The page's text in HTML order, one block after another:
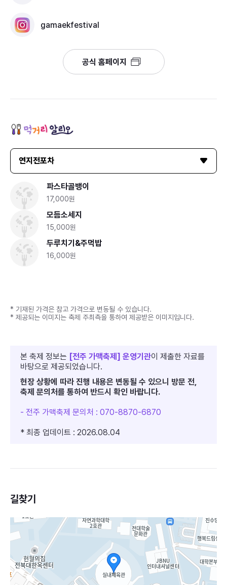
gamaekfestival
공식 홈페이지
연지전포차
파스타골뱅이
17,000원
모듬소세지
15,000원
두루치기&주먹밥
16,000원
* 기재된 가격은 참고 가격으로 변동될 수 있습니다.
* 제공되는 이미지는 축제 주최측을 통하여 제공받은 이미지입니다.
본 축제 정보는 [전주 가맥축제] 운영기관이 제출한 자료를
바탕으로 제공되었습니다.
현장 상황에 따라 진행 내용은 변동될 수 있으니 방문 전,
축제 문의처를 통하여 반드시 확인 바랍니다.
- 전주 가맥축제 문의처 : 070-8870-6870
* 최종 업데이트 : 2026.08.04
길찾기